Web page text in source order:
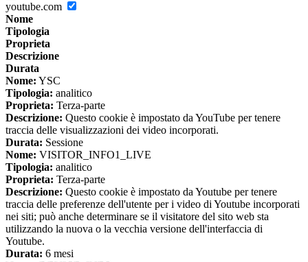
youtube.com
Nome
Tipologia
Proprieta
Descrizione
Durata
Nome: YSC
Tipologia: analitico
Proprieta: Terza-parte
Descrizione: Questo cookie è impostato da YouTube per tenere
traccia delle visualizzazioni dei video incorporati.
Durata: Sessione
Nome: VISITOR_INFO1_LIVE
Tipologia: analitico
Proprieta: Terza-parte
Descrizione: Questo cookie è impostato da Youtube per tenere
traccia delle preferenze dell'utente per i video di Youtube incorporati
nei siti; può anche determinare se il visitatore del sito web sta
utilizzando la nuova o la vecchia versione dell'interfaccia di
Youtube.
Durata: 6 mesi